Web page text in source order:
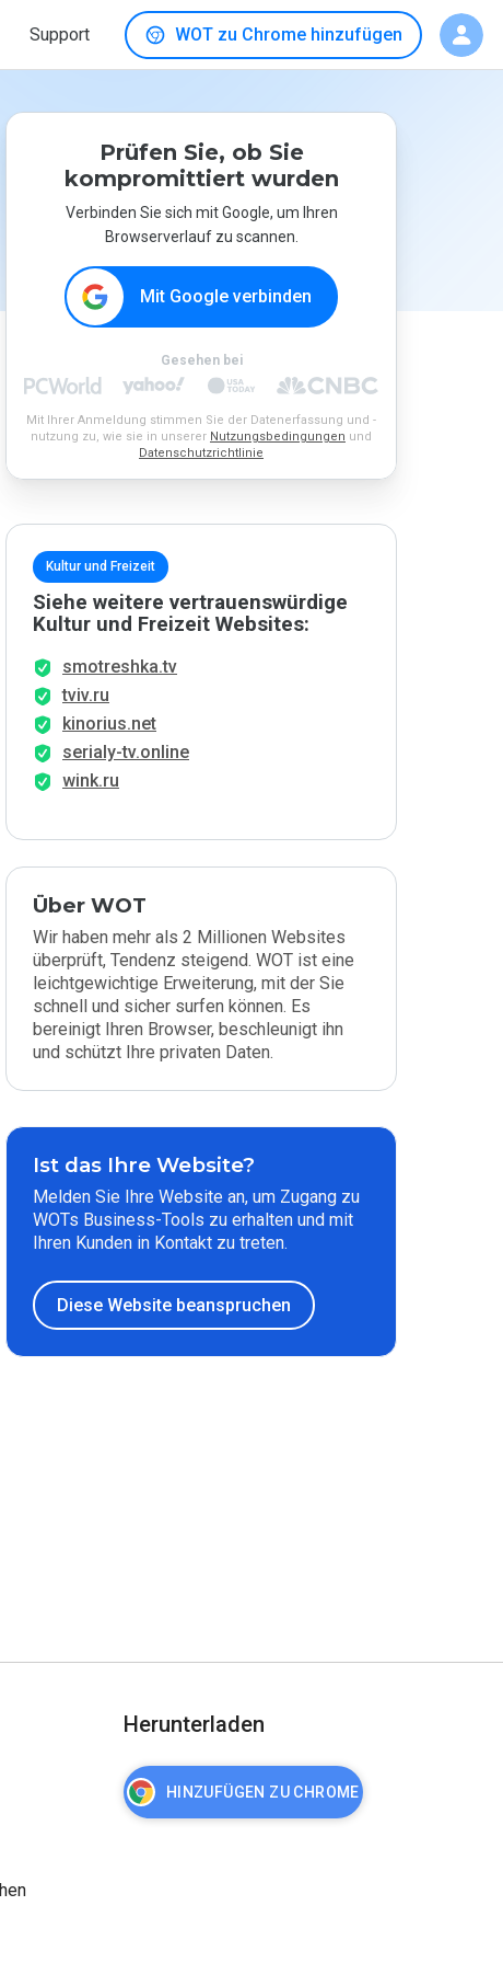
Support WOT zu Chrome hinzufügen
Prüfen Sie, ob Sie
kompromittiert wurden
Verbinden Sie sich mit Google, um Ihren
Browserverlauf zu scannen.
Mit Google verbinden
Gesehen bei
Mit Ihrer Anmeldung stimmen Sie der Datenerfassung und -
nutzung zu, wie sie in unserer Nutzungsbedingungen und
Datenschutzrichtlinie
Kultur und Freizeit
Siehe weitere vertrauenswürdige
Kultur und Freizeit Websites:
smotreshka.tv
tviv.ru
kinorius.net
serialy-tv.online
wink.ru
Über WOT
Wir haben mehr als 2 Millionen Websites
überprüft, Tendenz steigend. WOT ist eine
leichtgewichtige Erweiterung, mit der Sie
schnell und sicher surfen können. Es
bereinigt Ihren Browser, beschleunigt ihn
und schützt Ihre privaten Daten.
Ist das Ihre Website?
Melden Sie Ihre Website an, um Zugang zu
WOTs Business-Tools zu erhalten und mit
Ihren Kunden in Kontakt zu treten.
Diese Website beanspruchen
Herunterladen
HINZUFÜGEN ZU CHROME